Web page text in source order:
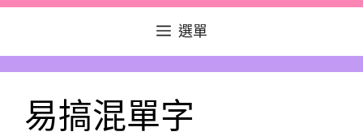
選單
易搞混單字